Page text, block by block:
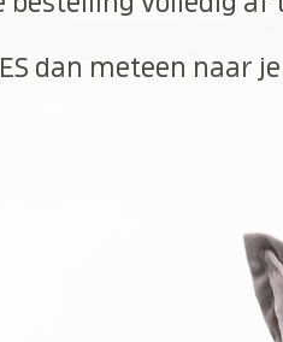
dan meteen naar